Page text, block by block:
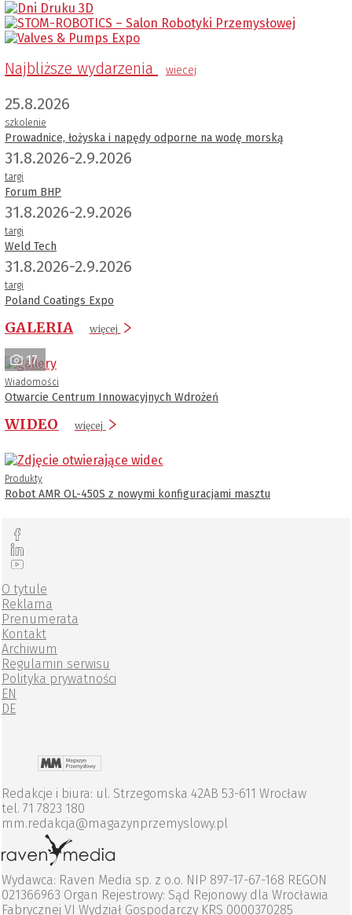
Najbliższe wydarzenia wiecej
25.8.2026
szkolenie
Prowadnice, łożyska i napędy odporne na wodę morską
31.8.2026-2.9.2026
targi
Forum BHP
31.8.2026-2.9.2026
targi
Weld Tech
31.8.2026-2.9.2026
targi
Poland Coatings Expo
GALERIA więcej
17
Wiadomości
Otwarcie Centrum Innowacyjnych Wdrożeń
WIDEO więcej
Produkty
Robot AMR OL-450S z nowymi konfiguracjami masztu
O tytule
Reklama
Prenumerata
Kontakt
Archiwum
Regulamin serwisu
Polityka prywatności
EN
DE
Redakcje i biura: ul. Strzegomska 42AB 53-611 Wrocław
tel. 71 7823 180
mm.redakcja@magazynprzemyslowy.pl
Wydawca: Raven Media sp. z o.o. NIP 897-17-67-168 REGON
021366963 Organ Rejestrowy: Sąd Rejonowy dla Wrocławia
Fabrycznej VI Wydział Gospodarczy KRS 0000370285